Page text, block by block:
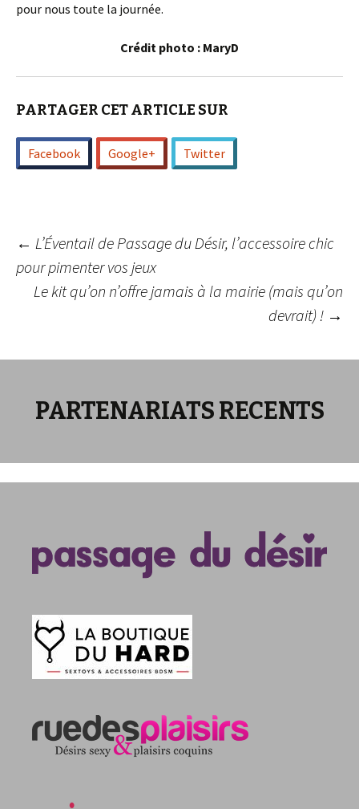
pour nous toute la journée.
Crédit photo : MaryD
PARTAGER CET ARTICLE SUR
Facebook Google+ Twitter
Navigation
des
articles
← L’Éventail de Passage du Désir, l’accessoire chic
pour pimenter vos jeux
Le kit qu’on n’offre jamais à la mairie (mais qu’on
devrait) ! →
PARTENARIATS RECENTS